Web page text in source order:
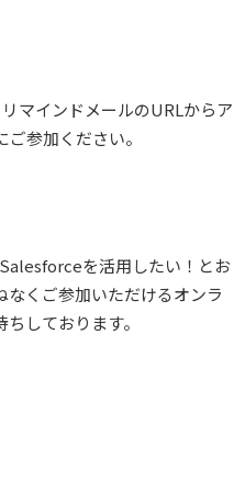
マインドメールのURLからア
参加ください。
を活用したい！とお
くご参加いただけるオンラ
しております。